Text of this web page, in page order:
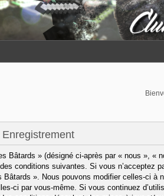
Bâtards » (désigné ci-après par « nous », «
conditions suivantes. Si vous n’acceptez
Bâtards ». Nous pouvons modifier celles-ci à
ci par vous-même. Si vous continuez